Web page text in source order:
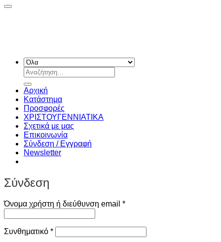
Αναζήτηση
για:
Αρχική
Κατάστημα
Προσφορές
ΧΡΙΣΤΟΥΓΕΝΝIATIKA
Σχετικά με μας
Επικοινωνία
Σύνδεση / Εγγραφή
Newsletter
Σύνδεση
Όνομα χρήστη ή διεύθυνση email *Απαιτείται
Συνθηματικό *Απαιτείται